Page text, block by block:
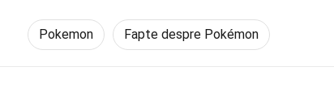
Pokemon Fapte despre Pokémon